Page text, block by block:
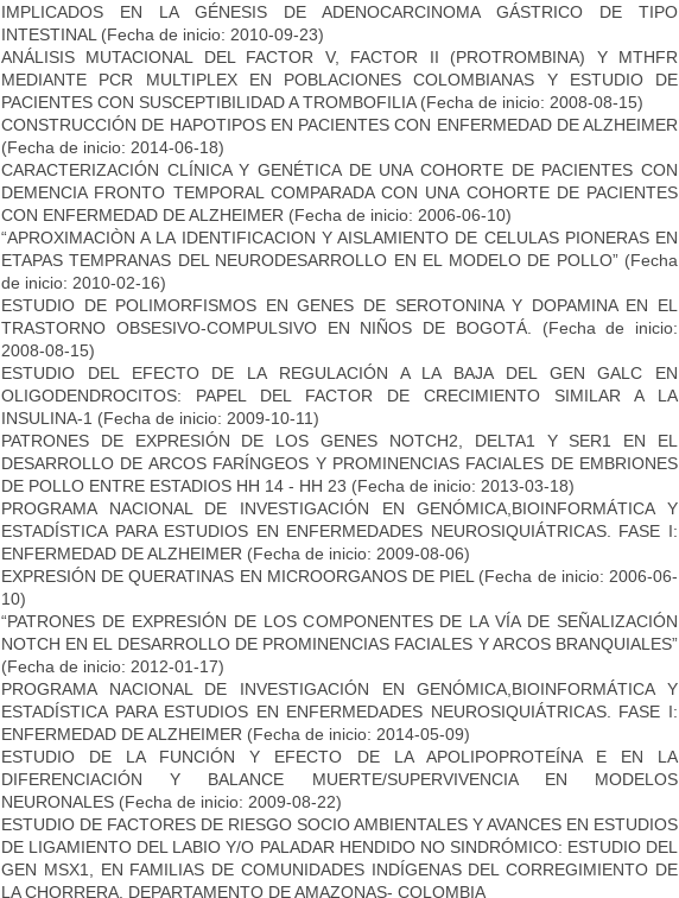
IMPLICADOS EN LA GÉNESIS DE ADENOCARCINOMA GÁSTRICO DE TIPO
INTESTINAL (Fecha de inicio: 2010-09-23)
ANÁLISIS MUTACIONAL DEL FACTOR V, FACTOR II (PROTROMBINA) Y MTHFR
MEDIANTE PCR MULTIPLEX EN POBLACIONES COLOMBIANAS Y ESTUDIO DE
PACIENTES CON SUSCEPTIBILIDAD A TROMBOFILIA(Fecha de inicio: 2008-08-15)
CONSTRUCCIÓN DE HAPOTIPOS EN PACIENTES CON ENFERMEDAD DE ALZHEIMER
(Fecha de inicio: 2014-06-18)
CARACTERIZACIÓN CLÍNICA Y GENÉTICA DE UNA COHORTE DE PACIENTES CON
DEMENCIA FRONTO TEMPORAL COMPARADA CON UNA COHORTE DE PACIENTES
CON ENFERMEDAD DE ALZHEIMER (Fecha de inicio: 2006-06-10)
“APROXIMACIÒN A LA IDENTIFICACION Y AISLAMIENTO DE CELULAS PIONERAS EN
ETAPAS TEMPRANAS DEL NEURODESARROLLO EN EL MODELO DE POLLO”(Fecha
de inicio: 2010-02-16)
ESTUDIO DE POLIMORFISMOS EN GENES DE SEROTONINA Y DOPAMINA EN EL
TRASTORNO OBSESIVO-COMPULSIVO EN NIÑOS DE BOGOTÁ.
(Fecha de inicio:
2008-08-15)
ESTUDIO DEL EFECTO DE LA REGULACIÓN A LA BAJA DEL GEN GALC EN
OLIGODENDROCITOS: PAPEL DEL FACTOR DE CRECIMIENTO SIMILAR A LA
INSULINA-1 (Fecha de inicio: 2009-10-11)
PATRONES DE EXPRESIÓN DE LOS GENES NOTCH2, DELTA1 Y SER1 EN EL
DESARROLLO DE ARCOS FARÍNGEOS Y PROMINENCIAS FACIALES DE EMBRIONES
DE POLLO ENTRE ESTADIOS HH 14 - HH 23 (Fecha de inicio: 2013-03-18)
PROGRAMA NACIONAL DE INVESTIGACIÓN EN GENÓMICA,BIOINFORMÁTICA Y
ESTADÍSTICA PARA ESTUDIOS EN ENFERMEDADES NEUROSIQUIÁTRICAS. FASE I:
ENFERMEDAD DE ALZHEIMER (Fecha de inicio: 2009-08-06)
EXPRESIÓN DE QUERATINAS EN MICROORGANOS DE PIEL (Fecha de inicio: 2006-06-
10)
“PATRONES DE EXPRESIÓN DE LOS COMPONENTES DE LA VÍA DE SEÑALIZACIÓN
NOTCH EN EL DESARROLLO DE PROMINENCIAS FACIALES Y ARCOS BRANQUIALES”
(Fecha de inicio: 2012-01-17)
PROGRAMA NACIONAL DE INVESTIGACIÓN EN GENÓMICA,BIOINFORMÁTICA Y
ESTADÍSTICA PARA ESTUDIOS EN ENFERMEDADES NEUROSIQUIÁTRICAS. FASE I:
ENFERMEDAD DE ALZHEIMER (Fecha de inicio: 2014-05-09)
ESTUDIO DE LA FUNCIÓN Y EFECTO DE LA APOLIPOPROTEÍNA E EN LA
DIFERENCIACIÓN Y BALANCE MUERTE/SUPERVIVENCIA EN MODELOS
NEURONALES (Fecha de inicio: 2009-08-22)
ESTUDIO DE FACTORES DE RIESGO SOCIO AMBIENTALES Y AVANCES EN ESTUDIOS
DE LIGAMIENTO DEL LABIO Y/O PALADAR HENDIDO NO SINDRÓMICO: ESTUDIO DEL
GEN MSX1, EN FAMILIAS DE COMUNIDADES INDÍGENAS DEL CORREGIMIENTO DE
LA CHORRERA, DEPARTAMENTO DE AMAZONAS- COLOMBIA